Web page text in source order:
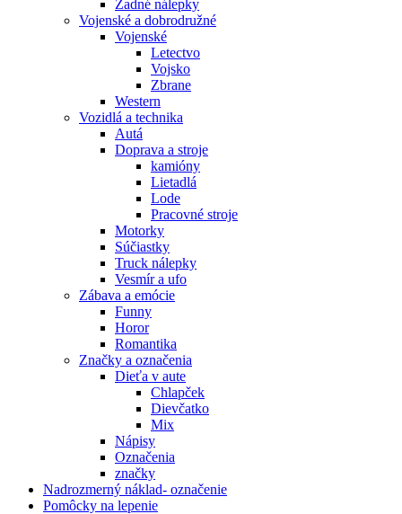
Zadné nálepky
Vojenské a dobrodružné
Vojenské
Letectvo
Vojsko
Zbrane
Western
Vozidlá a technika
Autá
Doprava a stroje
kamióny
Lietadlá
Lode
Pracovné stroje
Motorky
Súčiastky
Truck nálepky
Vesmír a ufo
Zábava a emócie
Funny
Horor
Romantika
Značky a označenia
Dieťa v aute
Chlapček
Dievčatko
Mix
Nápisy
Označenia
značky
Nadrozmerný náklad- označenie
Pomôcky na lepenie